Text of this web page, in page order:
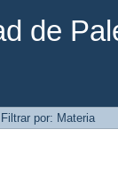
de
Filtrar por: Materia